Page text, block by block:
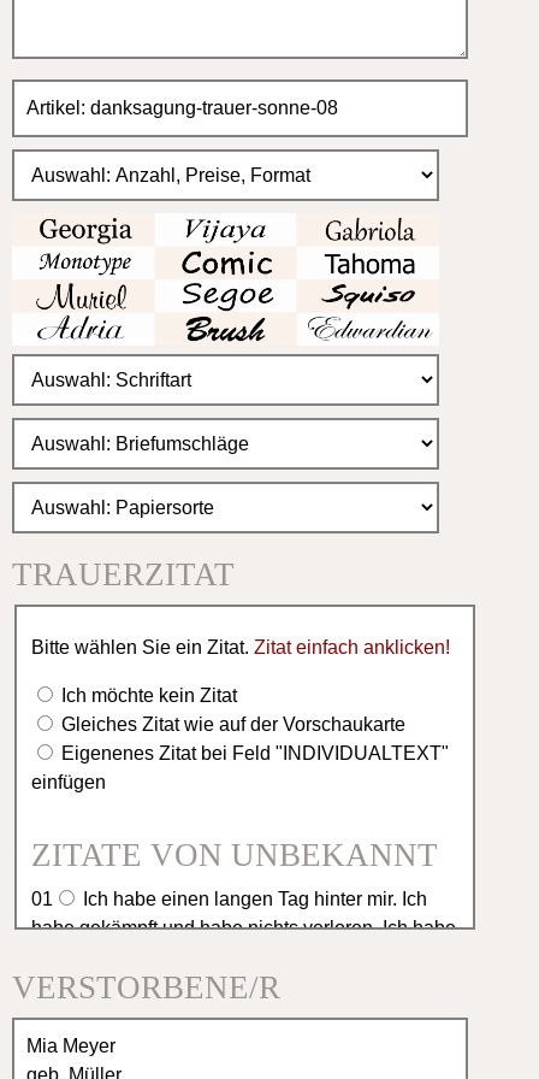
für einseitige Karten 20x10cm
10 = 16,00 (1,60 EUR)
20 = 30,00 (1,50 EUR)
30 = 42,00 (1,40 EUR)
40 = 56,00 (1,40 EUR)
50 = 65,00 (1,30 EUR)
60 = 76,00 (1,30 EUR)
70 = 91,00 (1,30 EUR)
80 = 104,00 (1,30 EUR)
90 = 117,00 (1,30 EUR)
100 = 120,00 (1,20 EUR)
150 = 165,00 (1,10 EUR)
200 = 200,00 (1,00 EUR)
TRAUERZITAT
Bitte wählen Sie ein Zitat. Zitat einfach anklicken!
Ich möchte kein Zitat
Gleiches Zitat wie auf der Vorschaukarte
Eigenenes Zitat bei Feld "INDIVIDUALTEXT"
einfügen
ZITATE VON UNBEKANNT
01
Ich habe einen langen Tag hinter mir. Ich
habe gekämpft und habe nichts verloren. Ich habe
ausruhen in deinen Armen.
02
Es ist schwer einen geliebten Menschen zu
verlieren, aber es ist tröstlich, so viel Anteilnahme
VERSTORBENE/R